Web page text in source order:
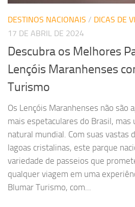
DESTINOS NACIONAIS / DICAS DE
17 DE ABRIL DE 2024
Descubra os Melhores
Lençóis Maranhenses
Turismo
Os Lençóis Maranhenses não são
mais espetaculares do Brasil,
natural mundial. Com suas vastas
lagoas cristalinas, este parque
variedade de passeios que
qualquer viagem em uma
Blumar Turismo, com...